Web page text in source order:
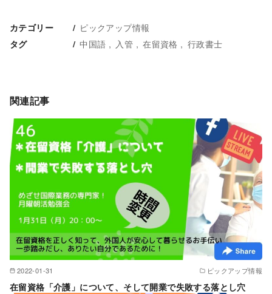
カテゴリー ピックアップ情報
タグ 中国語 入管 在留資格 行政書士
関連記事
2022-01-31 ピックアップ情報
在留資格「介護」について、そして開業で失敗する落とし穴